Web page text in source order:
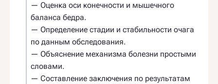
— Оценка оси конечности и мышечного
баланса бедра.
— Определение стадии и стабильности очага
по данным обследования.
— Объяснение механизма болезни простыми
словами.
— Составление заключения по результатам